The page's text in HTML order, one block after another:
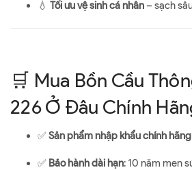
💧 Tối ưu vệ sinh cá nhân– sạch
🛒 Mua Bồn Cầu
226 Ở Đâu Chính
✅Sản phẩm nhập khẩu chính hãng
✅ Bảo hành dài hạn: 10 năm men